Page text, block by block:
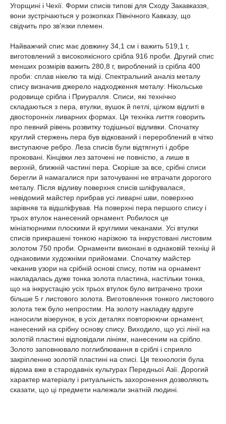
Угорщині і Чехії. Форми списів типові для Сходу Закавказзя,
вони зустрічаються у розкопках Північного Кавказу, що
свідчить про зв’язки племен.
Найважчий спис має довжину 34,1 см і важить 519,1 г,
виготовлений з високоякісного срібла 916 проби. Другий спис
менших розмірів важить 280,8 г, вироблений із срібла 400
проби: сплав нікелю та міді. Спектральний аналіз металу
спису визначив джерело надходження металу: Нікольське
родовище срібла і Приуралля. Списи, які технічно
складаються з пера, втулки, вушок й петлі, цілком відлиті в
двосторонніх ливарних формах. Ця техніка лиття говорить
про певний рівень розвитку тодішньої відливки. Спочатку
круглий стержень пера був відкований і перероблений в чітко
виступаюче ребро. Леза списів були відтягнуті і добре
проковані. Кінцівки лез заточені не повністю, а лише в
верхній, ближній частині пера. Скоріше за все, срібні списи
берегли й намагалися при заточуванні не втрачати дорогого
металу. Після відливу поверхня списів шліфувалася,
невідомий майстер прибрав усі ливарні шви, поверхню
зарівняв та відшліфував. На поверхні пера першого спису і
трьох втулок нанесений орнамент. Робилося це
мініатюрними плоскими й круглими чеканами. Усі втулки
списів прикрашені тонкою нарізкою та інкрустовані листовим
золотом 750 проби. Орнаменти виконані в однаковій техніці й
однаковими художніми прийомами. Спочатку майстер
чеканив узори на срібній основі спису, потім на орнамент
накладалась дуже тонка золота пластина, настільки тонка,
що на інкрустацію усіх трьох втулок було витрачено трохи
більше 5 г листового золота. Виготовлення тонкого листового
золота теж було непростим. На золоту накладку вдруге
наносили візерунок, в усіх деталях повторюючи орнамент,
нанесений на срібну основу спису. Виходило, що усі лінії на
золотій пластині відповідали лініям, нанесеним на срібло.
Золото заповнювало поглиблювання в сріблі і сприяло
закріпленню золотій пластині на списі. Ця технологія була
відома вже в стародавніх культурах Передньої Азії. Дорогий
характер матеріалу і ритуальність захоронення дозволяють
сказати, що ці предмети належали знатній людині.